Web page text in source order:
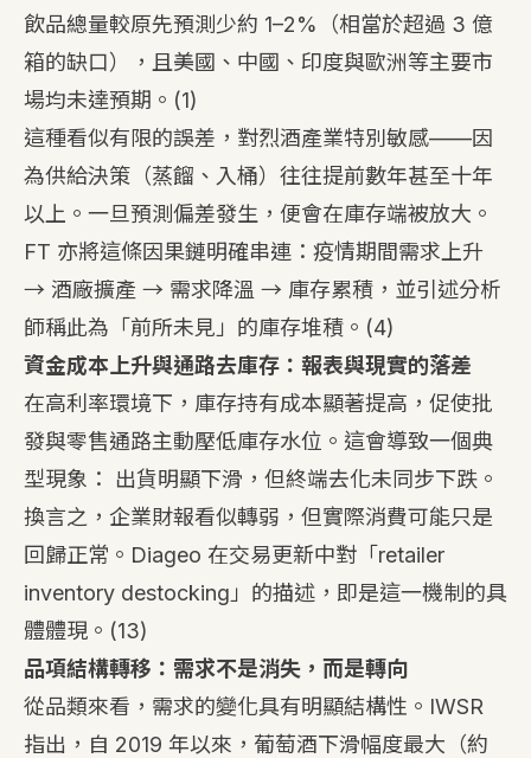
飲品總量較原先預測少約 1–2%（相當於超過 3 億
箱的缺口），且美國、中國、印度與歐洲等主要市
場均未達預期。 (1)
這種看似有限的誤差，對烈酒產業特別敏感——因
為供給決策（蒸餾、入桶）往往提前數年甚至十年
以上。一旦預測偏差發生，便會在庫存端被放大。
FT 亦將這條因果鏈明確串連：疫情期間需求上升
→ 酒廠擴產 → 需求降溫 → 庫存累積，並引述分析
師稱此為「前所未見」的庫存堆積。 (4)
資金成本上升與通路去庫存：報表與現實的落差
在高利率環境下，庫存持有成本顯著提高，促使批
發與零售通路主動壓低庫存水位。這會導致一個典
型現象： 出貨明顯下滑，但終端去化未同步下跌。
換言之，企業財報看似轉弱，但實際消費可能只是
回歸正常。Diageo 在交易更新中對「retailer
inventory destocking」的描述，即是這一機制的具
體體現。 (13)
品項結構轉移：需求不是消失，而是轉向
從品類來看，需求的變化具有明顯結構性。IWSR
指出，自 2019 年以來，葡萄酒下滑幅度最大（約